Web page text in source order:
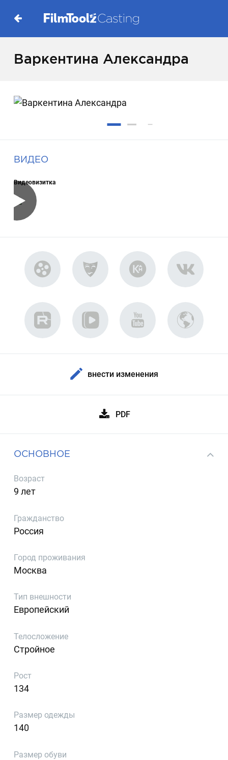
Варкентина Александра
ВИДЕО
Видеовизитка
внести изменения
PDF
ОСНОВНОЕ
Возраст
9 лет
Гражданство
Россия
Город проживания
Москва
Тип внешности
Европейский
Телосложение
Стройное
Рост
134
Размер одежды
140
Размер обуви